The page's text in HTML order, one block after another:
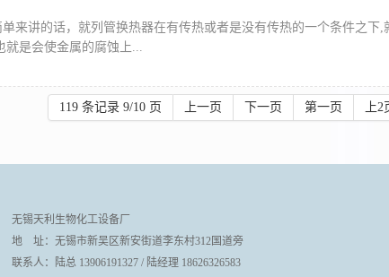
来讲的话，就列管换热器在有传热或者是没有传热的一个条件之
就是会使金属的腐蚀上...
119 条记录 9/10 页 上一页 下一页 第一页 上2
无锡天利生物化工设备厂
地 址：无锡市新吴区新安街道李东村312国道旁
联系人：陆总 13906191327 / 陆经理 18626326583